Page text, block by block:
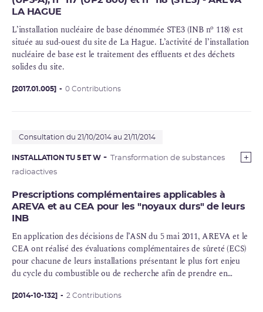
LA HAGUE
L’installation nucléaire de base dénommée STE3 (INB no 118) est
située au sud-ouest du site de La Hague. L’activité de l’installation
nucléaire de base est le traitement des effluents et des déchets
solides du site.
[2017.01.005] 0 Contributions
Consultation du 21/10/2014 au 21/11/2014
INSTALLATION TU 5 ET W
Transformation de substances
radioactives
Prescriptions complémentaires applicables à
AREVA et au CEA pour les "noyaux durs" de leurs
INB
En application des décisions de l’ASN du 5 mai 2011, AREVA et le
CEAont réalisé des évaluations complémentaires de sûreté (ECS)
pour chacune de leurs installations présentant le plus fort enjeu
ducycle du combustibleou de recherche afin de prendre en
l’approche de type « test de résistance » réalisé en Europe pour les
[2014-10-132] 2 Contributions